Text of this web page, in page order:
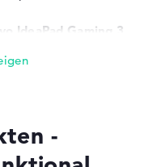
802.11b, 802.11g,
802.11ac
IdeaPad Gaming 3
bis maximal 16
-